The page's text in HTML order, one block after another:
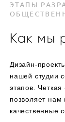
ЭТАПЫ
Как мы
Дизайн-
нашей студии
этапов.
позволяет нам
качественные